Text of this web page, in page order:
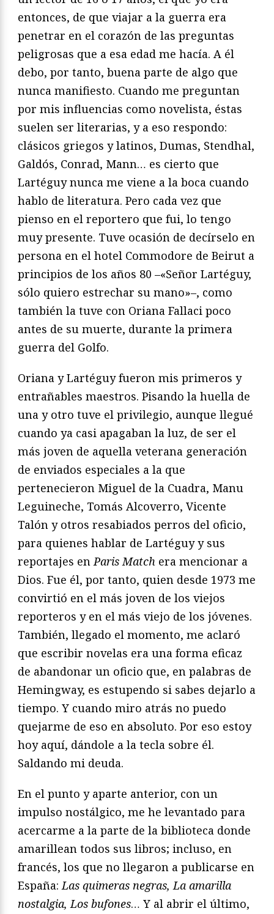
entonces, de que viajar a la guerra era
penetrar en el corazón de las preguntas
peligrosas que a esa edad me hacía. A él
debo, por tanto, buena parte de algo que
nunca manifiesto. Cuando me preguntan
por mis influencias como novelista, éstas
suelen ser literarias, y a eso respondo:
clásicos griegos y latinos, Dumas, Stendhal,
Galdós, Conrad, Mann… es cierto que
Lartéguy nunca me viene a la boca cuando
hablo de literatura. Pero cada vez que
pienso en el reportero que fui, lo tengo
muy presente. Tuve ocasión de decírselo en
persona en el hotel Commodore de Beirut a
principios de los años 80 –«Señor Lartéguy,
sólo quiero estrechar su mano»–, como
también la tuve con Oriana Fallaci poco
antes de su muerte, durante la primera
guerra del Golfo.
Oriana y Lartéguy fueron mis primeros y
entrañables maestros. Pisando la huella de
una y otro tuve el privilegio, aunque llegué
cuando ya casi apagaban la luz, de ser el
más joven de aquella veterana generación
de enviados especiales a la que
pertenecieron Miguel de la Cuadra, Manu
Leguineche, Tomás Alcoverro, Vicente
Talón y otros resabiados perros del oficio,
para quienes hablar de Lartéguy y sus
reportajes enParis Match era mencionar a
Dios. Fue él, por tanto, quien desde 1973 me
convirtió en el más joven de los viejos
reporteros y en el más viejo de los jóvenes.
También, llegado el momento, me aclaró
que escribir novelas era una forma eficaz
de abandonar un oficio que, en palabras de
Hemingway, es estupendo si sabes dejarlo a
tiempo. Y cuando miro atrás no puedo
quejarme de eso en absoluto. Por eso estoy
hoy aquí, dándole a la tecla sobre él.
Saldando mi deuda.
En el punto y aparte anterior, con un
impulso nostálgico, me he levantado para
acercarme a la parte de la biblioteca donde
amarillean todos sus libros; incluso, en
francés, los que no llegaron a publicarse en
España:Las quimeras negras, La amarilla
nostalgia, Los bufones… Y al abrir el último,